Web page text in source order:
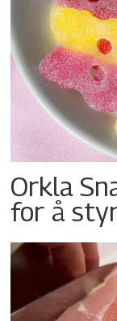
Orkla
for å